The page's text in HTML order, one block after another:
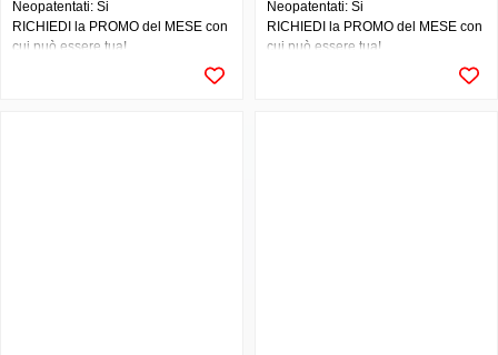
Neopatentati: Si
RICHIEDI la PROMO del MESE con
cui può essere tua!
Neopatentati: Si
RICHIEDI la PROMO del MESE con
cui può essere tua!